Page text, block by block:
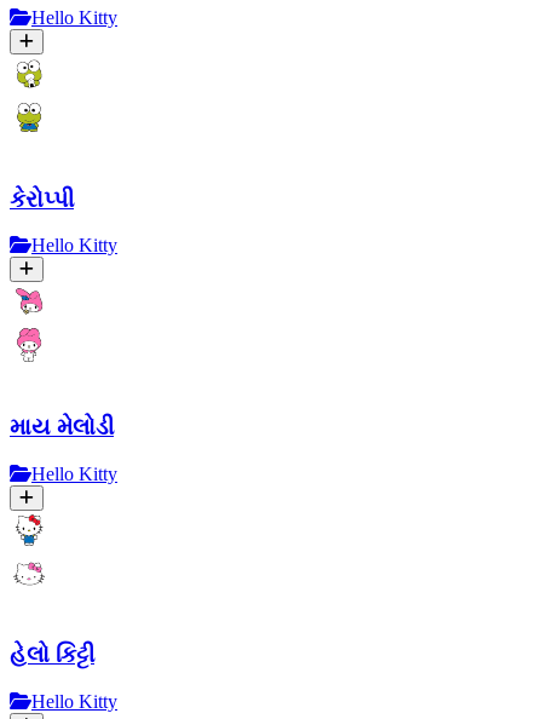
Hello Kitty
કેરોપ્પી
Hello Kitty
માય મેલોડી
Hello Kitty
હેલો કિટ્ટી
Hello Kitty